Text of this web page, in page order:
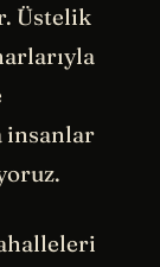
Üstelik
insanlar